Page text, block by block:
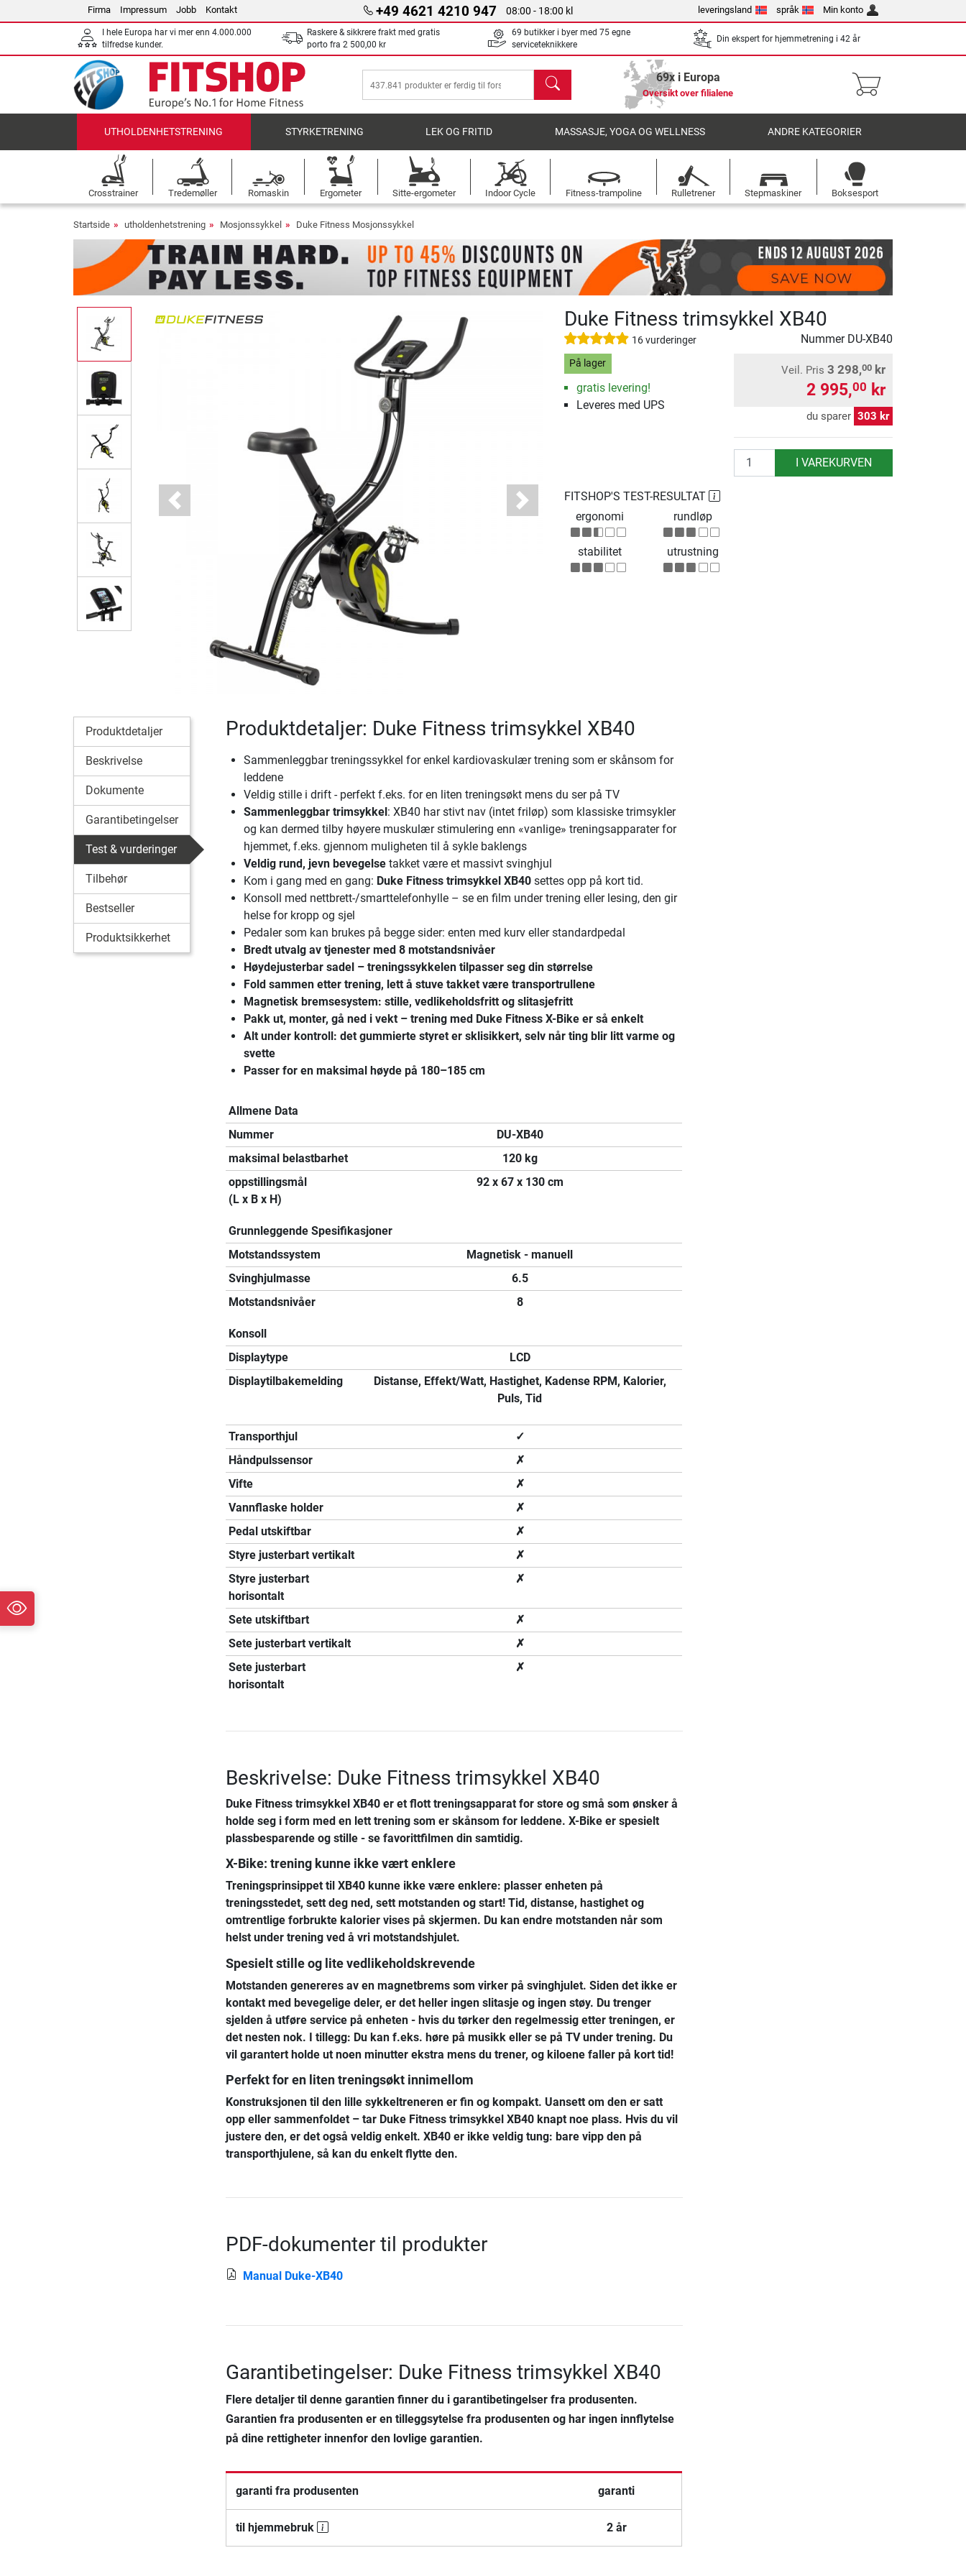
Firma Impressum Jobb Kontakt +49 4621 4210 947 08:00 - 18:00 kl leveringsland språk Min konto
I hele Europa har vi mer enn 4.000.000
tilfredse kunder.
Raskere & sikkrere frakt med gratis
porto fra 2 500,00 kr
69 butikker i byer med 75 egne
serviceteknikkere
Din ekspert for hjemmetrening i 42 år
søk 69x i Europa
Oversikt over filialene
UTHOLDENHETSTRENING STYRKETRENING LEK OG FRITID MASSASJE, YOGA OG WELLNESS ANDRE KATEGORIER
Crosstrainer Tredemøller Romaskin Ergometer Sitte-ergometer Indoor Cycle Fitness-trampoline Rulletrener Stepmaskiner Boksesport
Startside utholdenhetstrening Mosjonssykkel Duke Fitness Mosjonssykkel
Previous Next
Duke Fitness trimsykkel XB40
16 vurderinger Nummer DU-XB40
På lager
gratis levering!
Leveres med UPS
Veil. Pris 3 298,00 kr
2 995,00 kr
du sparer 303 kr
antall I VAREKURVEN
FITSHOP'S TEST-RESULTAT
ergonomi
rundløp
stabilitet utrustning
Produktdetaljer
Beskrivelse
Dokumente
Garantibetingelser
Test & vurderinger
Tilbehør
Bestseller
Produktsikkerhet
Produktdetaljer: Duke Fitness trimsykkel XB40
Sammenleggbar treningssykkel for enkel kardiovaskulær trening som er skånsom for
leddene
Veldig stille i drift - perfekt f.eks. for en liten treningsøkt mens du ser på TV
Sammenleggbar trimsykkel : XB40 har stivt nav (intet friløp) som klassiske trimsykler
og kan dermed tilby høyere muskulær stimulering enn «vanlige» treningsapparater for
hjemmet, f.eks. gjennom muligheten til å sykle baklengs
Veldig rund, jevn bevegelsetakket være et massivt svinghjul
Kom i gang med en gang: Duke Fitness trimsykkel XB40settes opp på kort tid.
Konsoll med nettbrett-/smarttelefonhylle – se en film under trening eller lesing, den gir
helse for kropp og sjel
Pedaler som kan brukes på begge sider: enten med kurv eller standardpedal
Bredt utvalg av tjenester med 8 motstandsnivåer
Høydejusterbar sadel – treningssykkelen tilpasser seg din størrelse
Fold sammen etter trening, lett å stuve takket være transportrullene
Magnetisk bremsesystem: stille, vedlikeholdsfritt og slitasjefritt
Pakk ut, monter, gå ned i vekt – trening med Duke Fitness X-Bike er så enkelt
Alt under kontroll: det gummierte styret er sklisikkert, selv når ting blir litt varme og
svette
Passer for en maksimal høyde på 180–185 cm
Allmene Data
Nummer
DU-XB40
maksimal belastbarhet
120 kg
oppstillingsmål
(L x B x H)
92 x 67 x 130 cm
Grunnleggende Spesifikasjoner
Motstandssystem
Magnetisk - manuell
Svinghjulmasse
6.5
Motstandsnivåer
8
Konsoll
Displaytype
LCD
Displaytilbakemelding
Distanse, Effekt/Watt, Hastighet, Kadense RPM, Kalorier,
Puls, Tid
Transporthjul
✓
Håndpulssensor
✗
Vifte
✗
Vannflaske holder
✗
Pedal utskiftbar
✗
Styre justerbart vertikalt
✗
Styre justerbart
horisontalt
✗
Sete utskiftbart
✗
Sete justerbart vertikalt
✗
Sete justerbart
horisontalt
✗
Beskrivelse: Duke Fitness trimsykkel XB40
Duke Fitness trimsykkel XB40er et flott treningsapparat for store og små som ønsker å
holde seg i form med en lett trening som er skånsom for leddene. X-Bike er spesielt
plassbesparende og stille - se favorittfilmen din samtidig.
X-Bike: trening kunne ikke vært enklere
Treningsprinsippet til XB40 kunne ikke være enklere: plasser enheten på
treningsstedet, sett deg ned, sett motstanden og start! Tid, distanse, hastighet og
omtrentlige forbrukte kalorier vises på skjermen. Du kan endre motstanden når som
helst under trening ved å vri motstandshjulet.
Spesielt stille og lite vedlikeholdskrevende
Motstanden genereres av en magnetbrems som virker på svinghjulet. Siden det ikke er
kontakt med bevegelige deler, er det heller ingen slitasje og ingen støy. Du trenger
sjelden å utføre service på enheten - hvis du tørker den regelmessig etter treningen, er
det nesten nok. I tillegg: Du kan f.eks. høre på musikk eller se på TV under trening. Du
vil garantert holde ut noen minutter ekstra mens du trener, og kiloene faller på kort tid!
Perfekt for en liten treningsøkt innimellom
Konstruksjonen til den lille sykkeltreneren er fin og kompakt. Uansett om den er satt
opp eller sammenfoldet – tar Duke Fitness trimsykkel XB40knapt noe plass. Hvis du vil
justere den, er det også veldig enkelt. XB40 er ikke veldig tung: bare vipp den på
transporthjulene, så kan du enkelt flytte den.
PDF-dokumenter til produkter
Manual Duke-XB40
Garantibetingelser: Duke Fitness trimsykkel XB40
Flere detaljer til denne garantien finner du i garantibetingelser fra produsenten.
Garantien fra produsenten er en tilleggsytelse fra produsenten og har ingen innflytelse
på dine rettigheter innenfor den lovlige garantien.
garanti fra produsenten garanti
til hjemmebruk 2 år